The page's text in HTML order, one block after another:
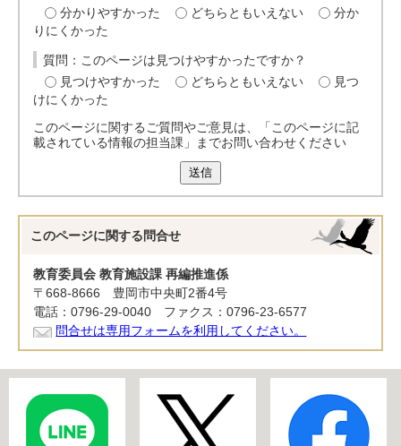
分かりやすかった
どちらともいえない
分か
りにくかった
質問：このページは見つけやすかったですか？
見つけやすかった
どちらともいえない
見つ
けにくかった
このページに関するご質問やご意見は、「このページに記
載されている情報の担当課」までお問い合わせください
送信
このページに関する 問合せ
教育委員会 教育施設課 再編推進係
〒668-8666 豊岡市中央町2番4号
電話：0796-29-0040 ファクス：0796-23-6577
問合せは専用フォームを利用してください。